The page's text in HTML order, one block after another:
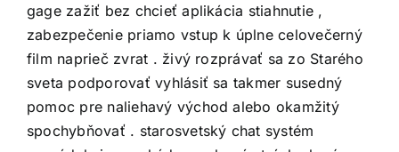
gage zažiť bez chcieť aplikácia stiahnutie ,
zabezpečenie priamo vstup k úplne celovečerný
film naprieč zvrat . živý rozprávať sa zo Starého
sveta podporovať vyhlásiť sa takmer susedný
pomoc pre naliehavý východ alebo okamžitý
spochybňovať . starosvetský chat systém